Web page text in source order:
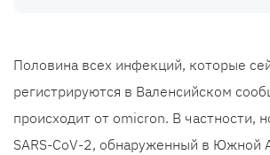
Половина всех инфекций, которые
регистрируются в Валенсийском
происходит от omicron. В частности,
SARS-CoV-2, обнаруженный в Южной